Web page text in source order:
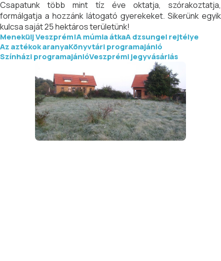
Csapatunk több mint tíz éve oktatja, szórakoztatja,
formálgatja a hozzánk látogató gyerekeket. Sikerünk egyik
kulcsa saját 25 hektáros területünk!
Menekülj Veszprém!A múmia átkaA dzsungel rejtélye
Az aztékok aranyaKönyvtári programajánló
Színházi programajánlóVeszprémi jegyvásárlás